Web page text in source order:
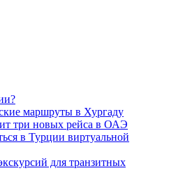
маршруты в Хургаду
три новых рейса в ОАЭ
в Турции виртуальной
для транзитных